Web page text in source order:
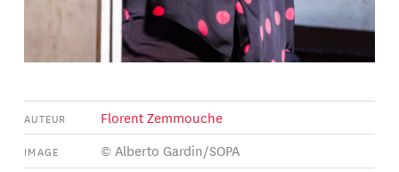
AUTEUR Florent Zemmouche
IMAGE © Alberto Gardin/SOPA